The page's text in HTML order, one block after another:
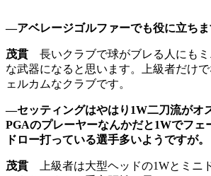
―アベレージゴルファーでも役に立ちま
茂貫 長いクラブで球がブレる人にもミ
な武器になると思います。上級者だけ
ェルカムなクラブです。
―セッティングはやはり1W二刀流がオ
PGAのプレーヤーなんかだと1Wでフェ
ドロー打っている選手多いようですが。
茂貫 上級者は大型ヘッドの1Wとミニ